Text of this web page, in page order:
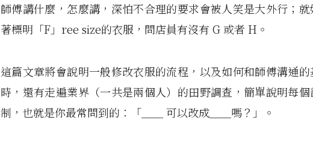
師傅講什麼，怎麼講，深怕不合理的要求會被人笑是大外行；
著標明「F」ree size的衣服，問店員有沒有 G 或者 H。
這篇文章將會說明一般修改衣服的流程，以及如何和師傅溝通
時，還有走遍業界（一共是兩個人）的田野調查，簡單說明每
制，也就是你最常問到的：「＿＿ 可以改成＿＿嗎？」。